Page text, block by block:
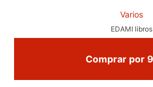
Varios
EDAMI libros